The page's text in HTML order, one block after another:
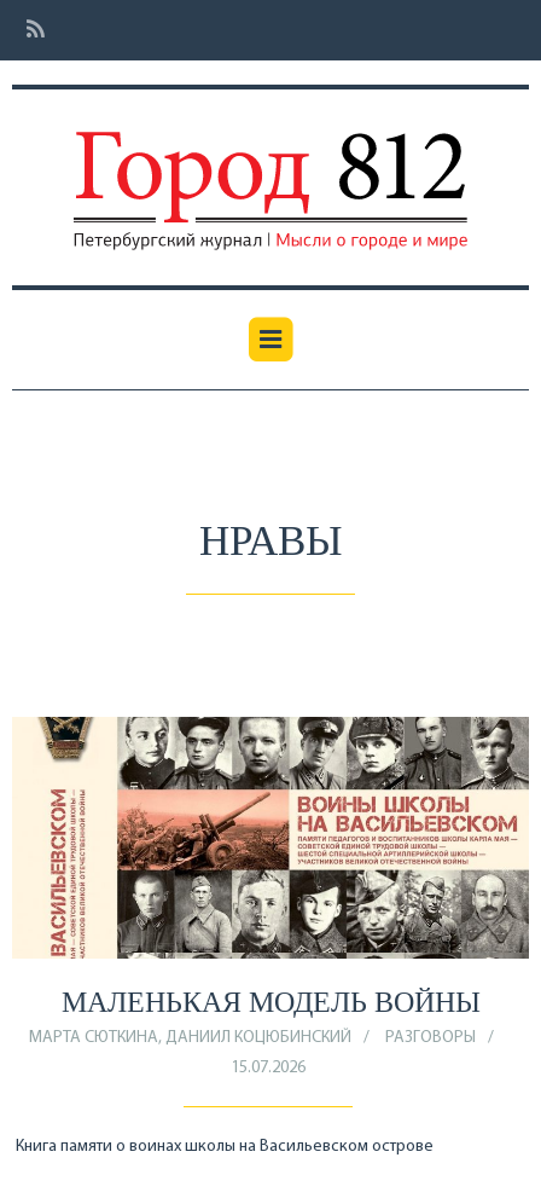
НРАВЫ
МАЛЕНЬКАЯ МОДЕЛЬ ВОЙНЫ
МАРТА СЮТКИНА, ДАНИИЛ КОЦЮБИНСКИЙ
РАЗГОВОРЫ
15.07.2026
Книга памяти о воинах школы на Васильевском острове